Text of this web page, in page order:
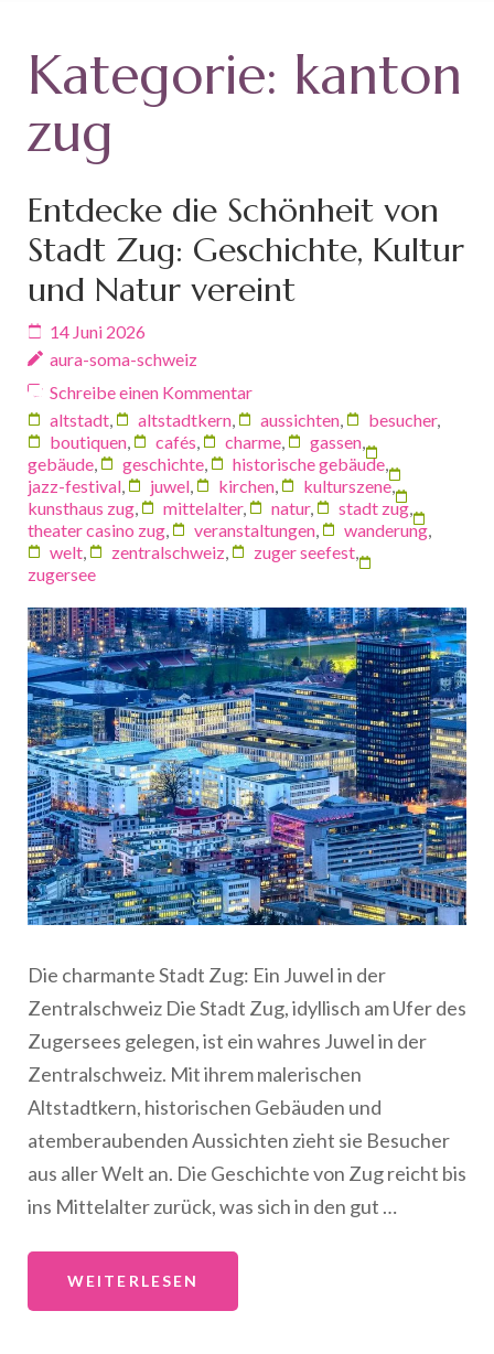
Kategorie: kanton
zug
Entdecke die Schönheit von
Stadt Zug: Geschichte, Kultur
und Natur vereint
14 Juni 2026
aura-soma-schweiz
Schreibe einen Kommentar
altstadt
altstadtkern aussichten besucher,
boutiquen
cafés charme gassen
gebäude
geschichte historische gebäude
jazz-festival
juwel kirchen kulturszene,
kunsthaus zug
mittelalter, natur, stadt zug
theater casino zug
veranstaltungen wanderung
welt
zentralschweiz zuger seefest
zugersee
Die charmante Stadt Zug: Ein Juwel in der
Zentralschweiz Die Stadt Zug, idyllisch am Ufer des
Zugersees gelegen, ist ein wahres Juwel in der
Zentralschweiz. Mit ihrem malerischen
Altstadtkern, historischen Gebäuden und
atemberaubenden Aussichten zieht sie Besucher
aus aller Welt an. Die Geschichte von Zug reicht bis
ins Mittelalter zurück, was sich in den gut …
WEITERLESEN